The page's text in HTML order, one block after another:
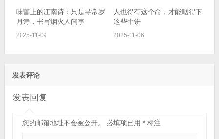
味蕾上的江南诗：只是寻常岁
月诗，书写烟火人间事
2025-11-09
人也得有这个命，才能咽得下
这些个饼
2025-11-06
发表评论
发表回复
您的邮箱地址不会被公开。 必填项已用 *标注